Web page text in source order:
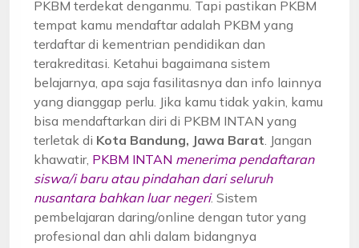
PKBM terdekat denganmu. Tapi pastikan PKBM
tempat kamu mendaftar adalah PKBM yang
terdaftar di kementrian pendidikan dan
terakreditasi. Ketahui bagaimana sistem
belajarnya, apa saja fasilitasnya dan info lainnya
yang dianggap perlu. Jika kamu tidak yakin, kamu
bisa mendaftarkan diri di PKBM INTAN yang
terletak di Kota Bandung, Jawa Barat . Jangan
khawatir, PKBM INTAN menerima pendaftaran
siswa/i baru atau pindahan dari seluruh
nusantara bahkan luar negeri. Sistem
pembelajaran daring/online dengan tutor yang
profesional dan ahli dalam bidangnya